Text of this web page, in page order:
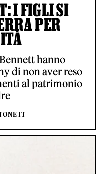
I FIGLI SI
PER
hanno
di non aver reso
al patrimonio
IT